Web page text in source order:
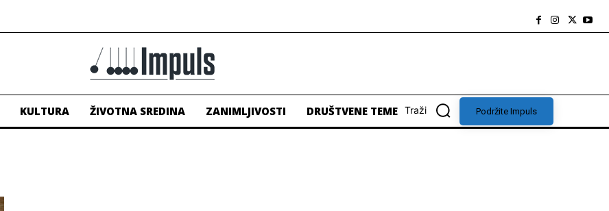
KULTURA ŽIVOTNA SREDINA ZANIMLJIVOSTI DRUŠTVENE TEME Traži Podržite Impuls